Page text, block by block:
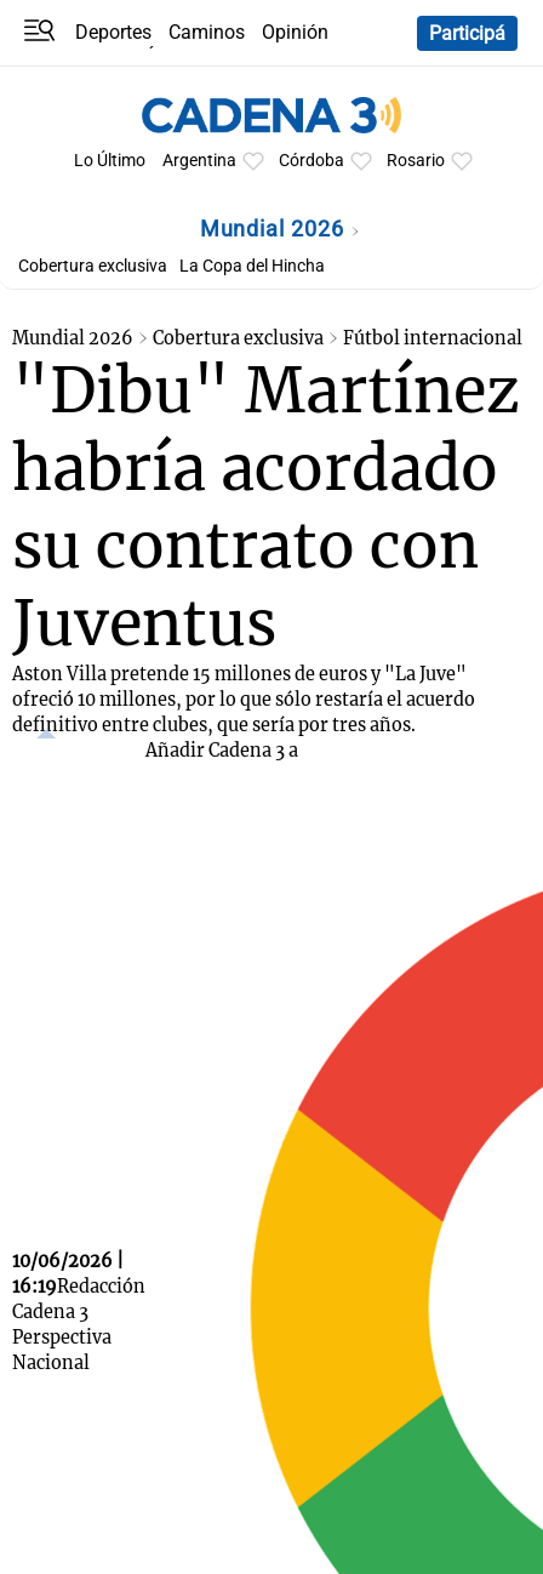
Deportes Caminos
Opinión
Participá
Lo Último Argentina Córdoba Rosario
Mundial 2026
Cobertura exclusiva La Copa del Hincha
Mundial 2026 Cobertura exclusiva Fútbol internacional
"Dibu" Martínez
habría acordado
su contrato con
Juventus
Aston Villa pretende 15 millones de euros y "La Juve"
ofreció 10 millones, por lo que sólo restaría el acuerdo
definitivo entre clubes, que sería por tres años.
10/06/2026 |
16:19Redacción
Cadena 3
Perspectiva
Nacional
Añadir Cadena 3 a
Mundial 2026
Notas
La Sole en
Cadena 3